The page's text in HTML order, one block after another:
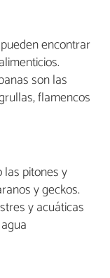
encontrar
son las
flamencos
pitones y
y geckos.
y acuáticas